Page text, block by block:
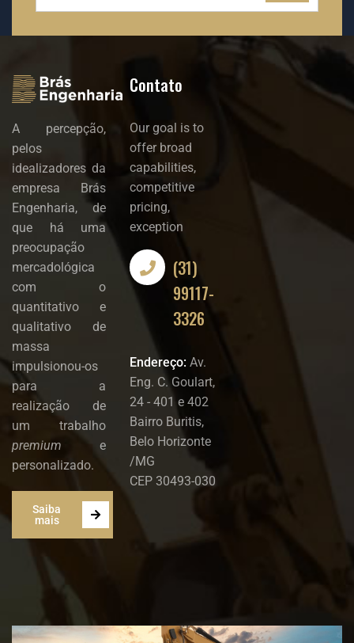
A percepção,
pelos
idealizadores da
empresa Brás
Engenharia, de
que há uma
preocupação
mercadológica
com o
quantitativo e
qualitativo de
massa
impulsionou-os
para a
realização de
um trabalho
premium e
personalizado.
Saiba
mais
Contato
Our goal is to
offer broad
capabilities,
competitive
pricing,
exception
(31)
99117-
3326
Endereço: Av.
Eng. C. Goulart,
24 - 401 e 402
Bairro Buritis,
Belo Horizonte
/MG
CEP 30493-030